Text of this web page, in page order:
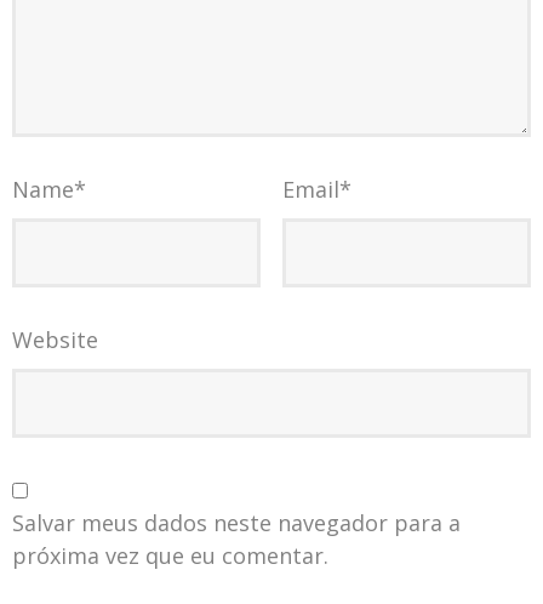
Name* Email*
Website
Salvar meus dados neste navegador para a
próxima vez que eu comentar.